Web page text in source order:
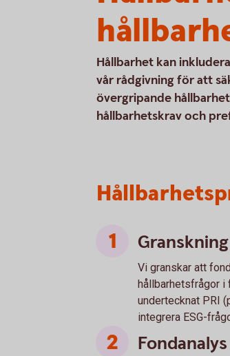
Hållbarhet kan
vår rådgivning för att
övergripande
hållbarhetskrav och
Vi granskar att
hållbarhetsfrågor i
undertecknat PRI
integrera ESG-
Fondanalys